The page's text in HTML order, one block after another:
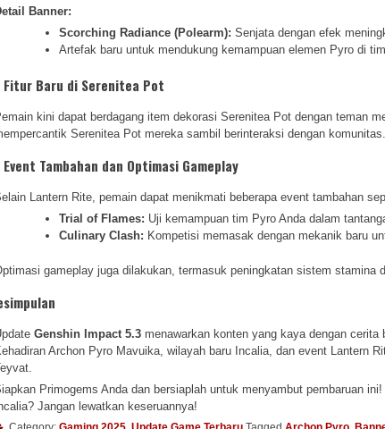
Banner:
Scorching Radiance (Polearm): Senjata dengan efek
Artefak baru untuk mendukung kemampuan elemen Pyro di
Fitur Baru di Serenitea Pot
kini dapat berdagang item dekorasi Serenitea Pot dengan teman
Serenitea Pot mereka sambil berinteraksi dengan komunitas.
Event Tambahan dan Optimasi Gameplay
Lantern Rite, pemain dapat menikmati beberapa event tambahan
Trial of Flames: Uji kemampuan tim Pyro Anda dalam
Culinary Clash: Kompetisi memasak dengan mekanik baru
gameplay juga dilakukan, termasuk peningkatan sistem stamina
Genshin Impact 5.3 menawarkan konten yang kaya dengan
Archon Pyro Mavuika, wilayah baru Incalia, dan event Lantern
Primogems Anda dan bersiaplah untuk menyambut pembaruan
Jangan lewatkan keseruannya!